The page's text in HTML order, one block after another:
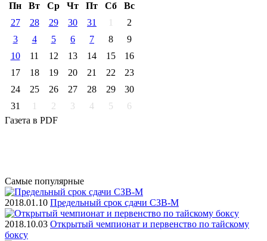
Пн
Вт Ср Чт Пт Cб
Вс
27
28 29 30 31 1
2
3
4 5 6 7 8
9
10
11 12 13 14 15
16
17
18 19 20 21 22
23
24
25 26 27 28 29
30
31
1 2 3 4 5
6
Газета в PDF
Самые популярные
2018.01.10 Предельный срок сдачи СЗВ-М
2018.10.03 Открытый чемпионат и первенство по тайскому
боксу